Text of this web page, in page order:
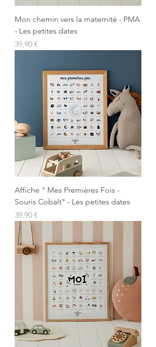
Mon chemin vers la maternité - PMA
- Les petites dates
Prix
39,90 €
Affiche " Mes Premières Fois -
Souris Cobalt" - Les petites dates
Prix
39,90 €